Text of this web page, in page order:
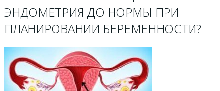
ЭНДОМЕТРИЯ ДО НОРМЫ ПРИ
ПЛАНИРОВАНИИ БЕРЕМЕННОСТИ?